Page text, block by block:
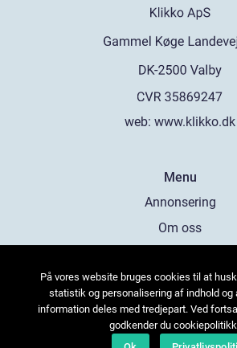
web: www.klikko.dk
Menu
Annonsering
Om oss
Kontakta oss
Sitemap
På vores website bruges cookies til at
statistik og personalisering af indhold og
information deles med tredjepart. Ved
godkender du